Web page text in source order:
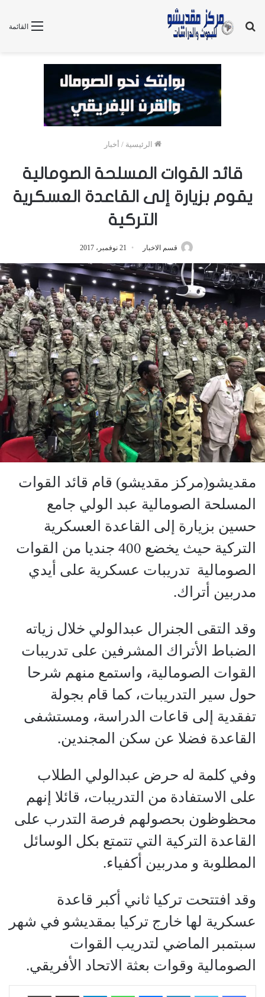
القائمة
بحث
الرئيسية / أخبار
قائد القوات المسلحة الصومالية
يقوم بزيارة إلى القاعدة العسكرية
التركية
قسم الاخبار 21 نوفمبر، 2017
مقديشو(مركز مقديشو) قام قائد القوات
المسلحة الصومالية عبد الولي جامع
حسين بزيارة إلى القاعدة العسكرية
التركية حيث يخضع 400 جنديا من القوات
الصومالية تدريبات عسكرية على أيدي
مدربين أتراك.
وقد التقى الجنرال عبدالولي خلال زياته
الضباط الأتراك المشرفين على تدريبات
القوات الصومالية، واستمع منهم شرحا
حول سير التدريبات، كما قام بجولة
تفقدية إلى قاعات الدراسة، ومستشفى
القاعدة فضلا عن سكن المجندين.
وفي كلمة له حرض عبدالولي الطلاب
على الاستفادة من التدريبات، قائلا إنهم
محظوظون بحصولهم فرصة التدرب على
القاعدة التركية التي تتمتع بكل الوسائل
المطلوبة و مدربين أكفياء.
وقد افتتحت تركيا ثاني أكبر قاعدة
عسكرية لها خارج تركيا بمقديشو في شهر
سبتمبر الماضي لتدريب القوات
الصومالية وقوات بعثة الاتحاد الأفريقي.